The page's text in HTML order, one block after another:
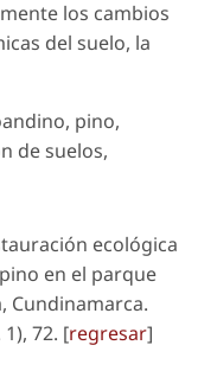
los cambios
del suelo, la
pino,
de suelos,
ecológica
en el parque
Cundinamarca.
72. [regresar]